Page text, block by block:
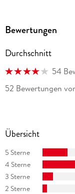
Bewertungen
Durchschnitt
54
52 Bewertungen
Übersicht
5 Sterne
4 Sterne
3 Sterne
2 Sterne